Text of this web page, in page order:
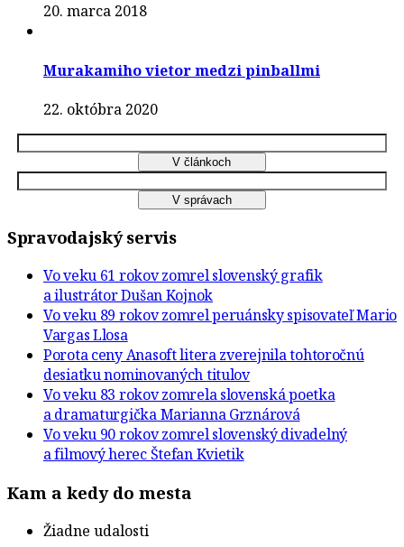
20. marca 2018
Murakamiho vietor medzi pinballmi
22. októbra 2020
Spravodajský servis
Vo veku 61 rokov zomrel slovenský grafik
a ilustrátor Dušan Kojnok
Vo veku 89 rokov zomrel peruánsky spisovateľ Mario
Vargas Llosa
Porota ceny Anasoft litera zverejnila tohtoročnú
desiatku nominovaných titulov
Vo veku 83 rokov zomrela slovenská poetka
a dramaturgička Marianna Grznárová
Vo veku 90 rokov zomrel slovenský divadelný
a filmový herec Štefan Kvietik
Kam a kedy do mesta
Žiadne udalosti